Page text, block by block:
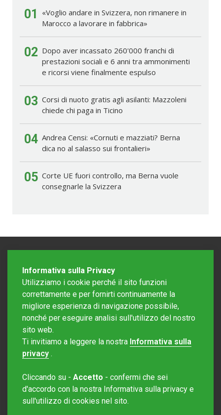
01
«Voglio andare in Svizzera, non rimanere in
Marocco a lavorare in fabbrica»
02 Dopo aver incassato 260'000 franchi di
prestazioni sociali e 6 anni tra ammonimenti
e ricorsi viene finalmente espulso
03 Corsi di nuoto gratis agli asilanti: Mazzoleni
chiede chi paga in Ticino
04 Andrea Censi: «Cornuti e mazziati? Berna
dica no al salasso sui frontalieri»
05 Corte UE fuori controllo, ma Berna vuole
consegnarle la Svizzera
Editore Rotostampa SA
Sito creato daRedesign
Informativa sulla Privacy
Utilizziamo i cookie perché il sito funzioni
correttamente e per fornirti continuamente la
migliore esperienza di navigazione possibile,
nonché per eseguire analisi sull'utilizzo del nostro
sito web.
Ti invitiamo a leggere la nostra Informativa sulla
privacy .
Cliccando su - Accetto - confermi che sei
d'accordo con la nostra Informativa sulla privacy e
sull'utilizzo di cookies nel sito.